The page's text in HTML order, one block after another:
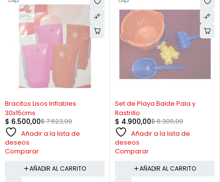
Bracitos Lisos Inflables
30x15cms.
$7.623,00
$ 6.500,00
Añadir a la lista de
deseos
Comparar
AÑADIR AL CARRITO
Set de Playa Balde Pala y
Rastrillo
$8.300,00
$ 4.900,00
Añadir a la lista de
deseos
Comparar
AÑADIR AL CARRITO